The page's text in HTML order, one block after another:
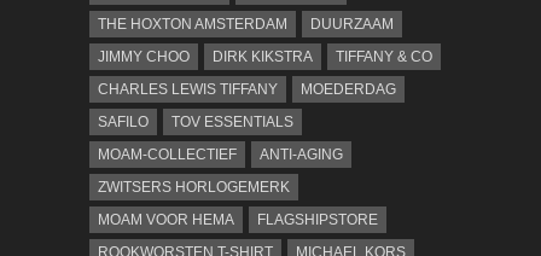
THE HOXTON AMSTERDAM
DUURZAAM
JIMMY CHOO
DIRK KIKSTRA
TIFFANY & CO
CHARLES LEWIS TIFFANY
MOEDERDAG
SAFILO
TOV ESSENTIALS
MOAM-COLLECTIEF
ANTI-AGING
ZWITSERS HORLOGEMERK
MOAM VOOR HEMA
FLAGSHIPSTORE
ROOKWORSTEN T-SHIRT
MICHAEL KORS